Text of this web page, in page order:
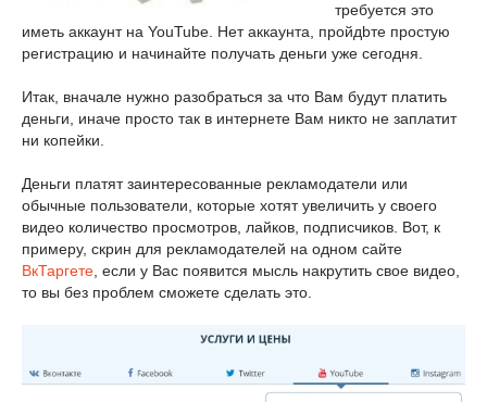
требуется это
иметь аккаунт на YouTube. Нет аккаунта, пройдbте простую
регистрацию и начинайте получать деньги уже сегодня.
Итак, вначале нужно разобраться за что Вам будут платить
деньги, иначе просто так в интернете Вам никто не заплатит
ни копейки.
Деньги платят заинтересованные рекламодатели или
обычные пользователи, которые хотят увеличить у своего
видео количество просмотров, лайков, подписчиков. Вот, к
примеру, скрин для рекламодателей на одном сайте
ВкТаргете , если у Вас появится мысль накрутить свое видео,
то вы без проблем сможете сделать это.